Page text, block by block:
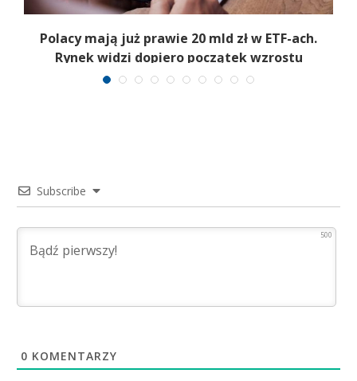
Polacy mają już prawie 20 mld zł w ETF-ach.
Rynek widzi dopiero początek wzrostu
Subscribe
500
0 KOMENTARZY